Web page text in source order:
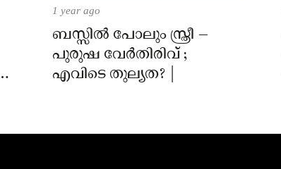
1 year ago
ബസ്സിൽ പോലും സ്ത്രീ –
പുരുഷ വേർതിരിവ് ;
എവിടെ തുല്യത? |